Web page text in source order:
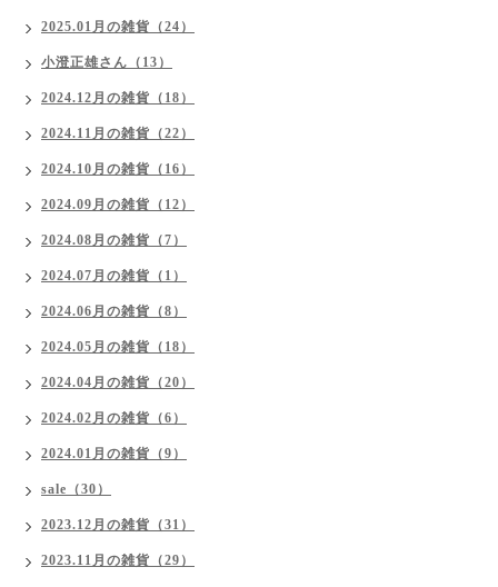
2025.01月の雑貨（24）
小澄正雄さん（13）
2024.12月の雑貨（18）
2024.11月の雑貨（22）
2024.10月の雑貨（16）
2024.09月の雑貨（12）
2024.08月の雑貨（7）
2024.07月の雑貨（1）
2024.06月の雑貨（8）
2024.05月の雑貨（18）
2024.04月の雑貨（20）
2024.02月の雑貨（6）
2024.01月の雑貨（9）
sale（30）
2023.12月の雑貨（31）
2023.11月の雑貨（29）